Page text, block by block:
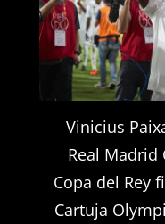
Vinicius
Real Madrid
Copa del Rey
Cartuja